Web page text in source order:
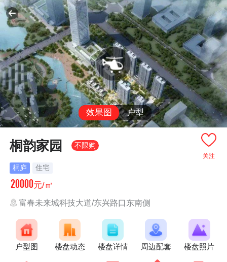
效果图 户型
关注
桐韵家园 不限购
桐庐 住宅
20000元/㎡
富春未来城科技大道/东兴路口东南侧
户型图 楼盘动态 楼盘详情 周边配套 楼盘照片